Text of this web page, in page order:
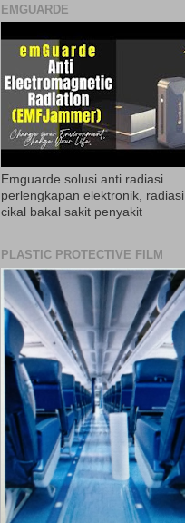
EMGUARDE
Emguarde solusi anti radiasi
perlengkapan elektronik, radiasi
cikal bakal sakit penyakit
PLASTIC PROTECTIVE FILM